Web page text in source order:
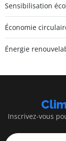
Sensibilisation
Économie
Énergie
Inscrivez-vous